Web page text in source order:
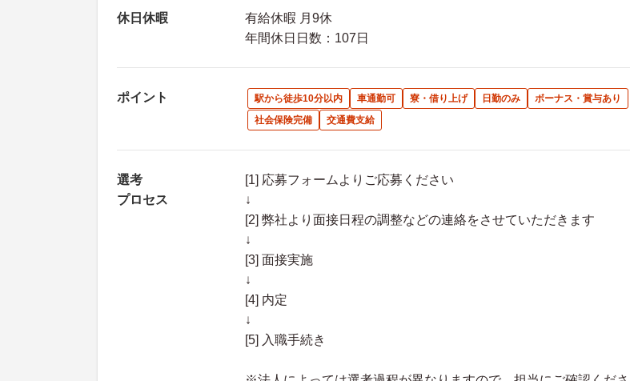
休日休暇
有給休暇 月9休
年間休日日数：107日
ポイント 駅から徒歩10分以内 車通勤可 寮・借り上げ 日勤のみ
ボーナス・賞与あり
社会保険完備
交通費支給
選考
プロセス
[1] 応募フォームよりご応募ください
↓
[2] 弊社より面接日程の調整などの連絡をさせていただきます
↓
[3] 面接実施
↓
[4] 内定
↓
[5] 入職手続き